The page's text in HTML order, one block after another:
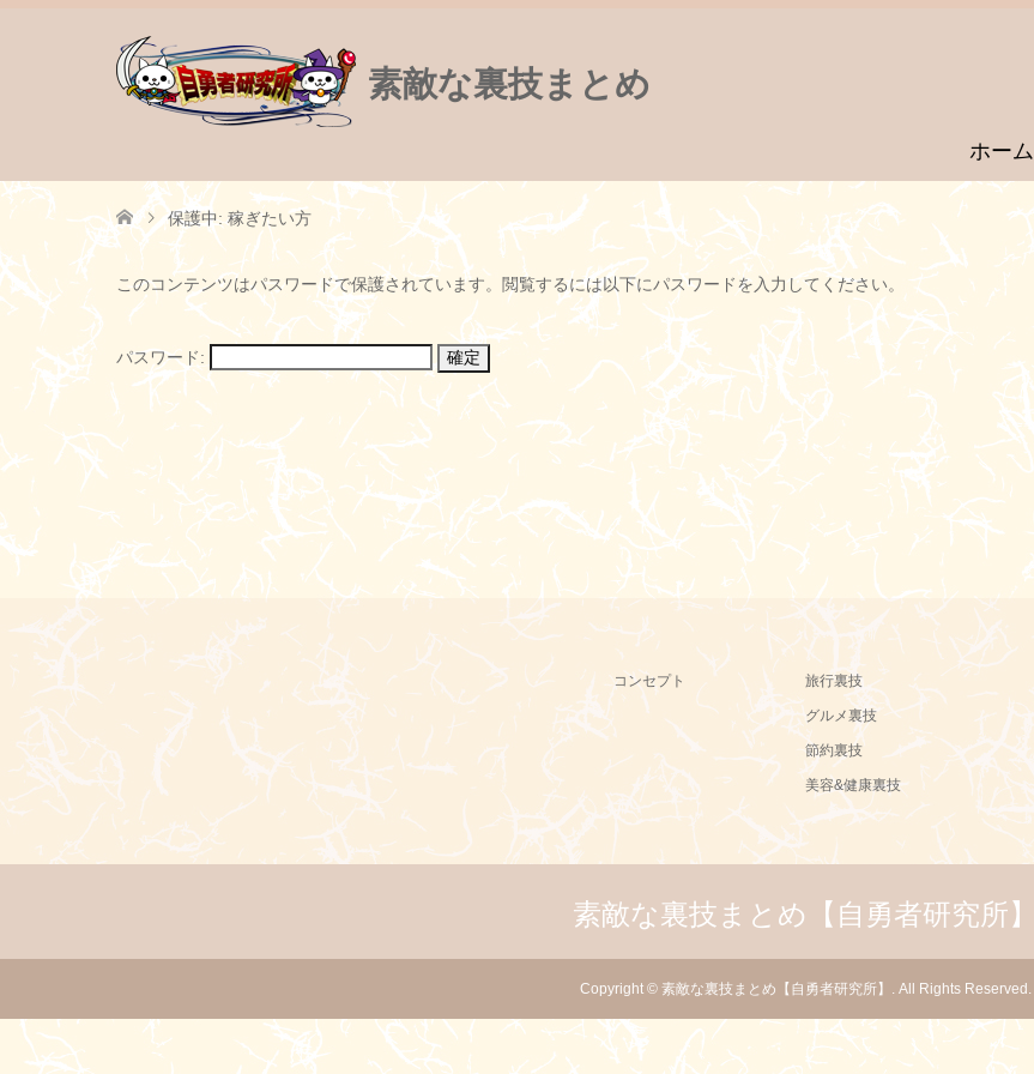
素敵な裏技まとめ
ホーム
保護中: 稼ぎたい方
このコンテンツはパスワードで保護されています。閲覧するには以下にパスワードを入力してください。
パスワード:
コンセプト 旅行裏技
グルメ裏技
節約裏技
美容&健康裏技
素敵な裏技まとめ【自勇者研究所】
Copyright © 素敵な裏技まとめ【自勇者研究所】 . All Rights Reserved.